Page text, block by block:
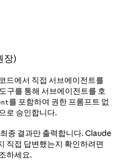
장)
드에서 직접 서브에이전트를
도구를 통해 서브에이전트를 호
를 포함하여 권한 프롬프트 없
로 승인합니다.
종 결과만 출력합니다. Claude
직접 답변했는지 확인하려면
하세요.